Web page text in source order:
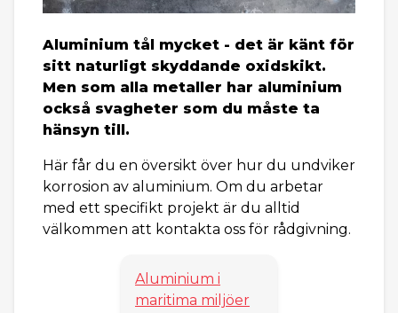
Aluminium tål mycket - det är känt för
sitt naturligt skyddande oxidskikt.
Men som alla metaller har aluminium
också svagheter som du måste ta
hänsyn till.
Här får du en översikt över hur du undviker
korrosion av aluminium. Om du arbetar
med ett specifikt projekt är du alltid
välkommen att kontakta oss för rådgivning.
Aluminium i
maritima miljöer